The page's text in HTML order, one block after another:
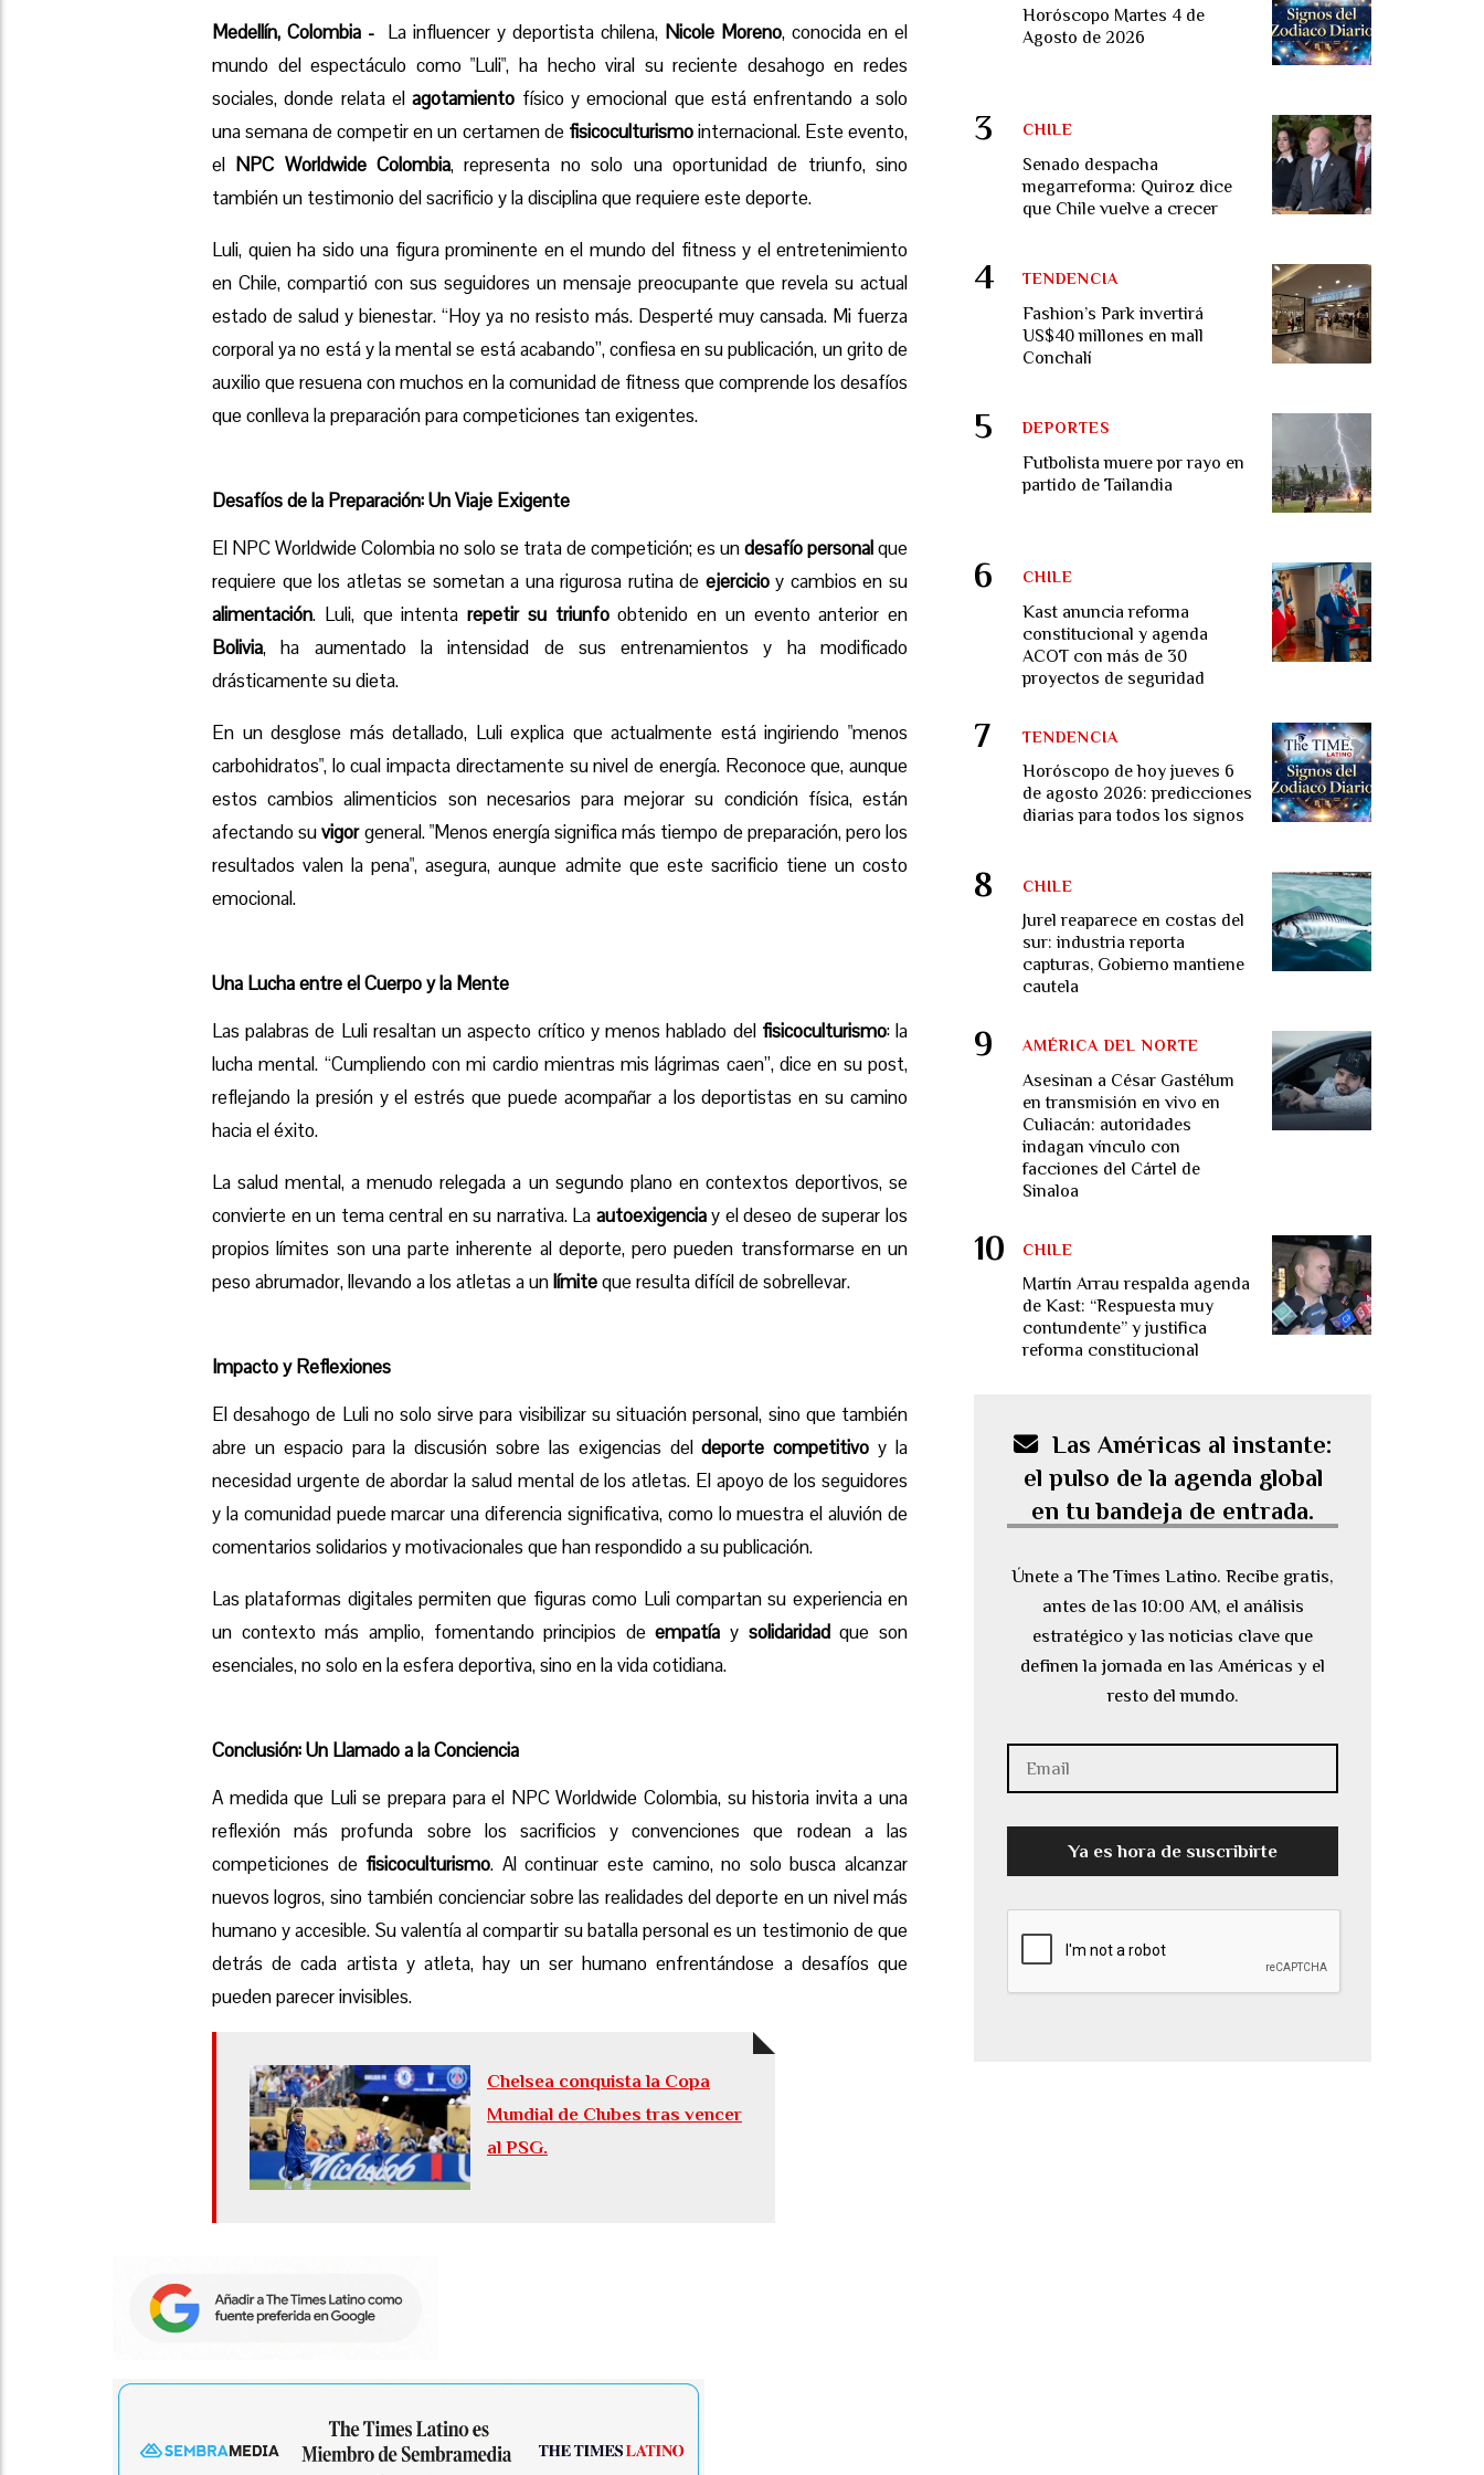
Medellín, Colombia - La influencer y deportista chilena, Nicole Moreno, conocida en el
mundo del espectáculo como "Luli", ha hecho viral su reciente desahogo en redes
sociales, donde relata elagotamiento físico y emocional que está enfrentando a solo
una semana de competir en un certamen de fisicoculturismointernacional. Este evento,
el NPC Worldwide Colombia, representa no solo una oportunidad de triunfo, sino
también un testimonio del sacrificio y la disciplina que requiere este deporte.
Luli, quien ha sido una figura prominente en el mundo del fitness y el entretenimiento
en Chile, compartió con sus seguidores un mensaje preocupante que revela su actual
estado de salud y bienestar. “Hoy ya no resisto más. Desperté muy cansada. Mi fuerza
corporal ya no está y la mental se está acabando”, confiesa en su publicación, un grito de
auxilio que resuena con muchos en la comunidad de fitness que comprende los desafíos
que conlleva la preparación para competiciones tan exigentes.
Desafíos de la Preparación: Un Viaje Exigente
El NPC Worldwide Colombia no solo se trata de competición; es undesafío personalque
requiere que los atletas se sometan a una rigurosa rutina de ejercicioy cambios en su
alimentación. Luli, que intenta repetir su triunfoobtenido en un evento anterior en
Bolivia, ha aumentado la intensidad de sus entrenamientos y ha modificado
drásticamente su dieta.
En un desglose más detallado, Luli explica que actualmente está ingiriendo "menos
carbohidratos", lo cual impacta directamente su nivel de energía. Reconoce que, aunque
estos cambios alimenticios son necesarios para mejorar su condición física, están
afectando suvigorgeneral. "Menos energía significa más tiempo de preparación, pero los
resultados valen la pena", asegura, aunque admite que este sacrificio tiene un costo
emocional.
Una Lucha entre el Cuerpo y la Mente
Las palabras de Luli resaltan un aspecto crítico y menos hablado del fisicoculturismo: la
lucha mental. “Cumpliendo con mi cardio mientras mis lágrimas caen”, dice en su post,
reflejando la presión y el estrés que puede acompañar a los deportistas en su camino
hacia el éxito.
La salud mental, a menudo relegada a un segundo plano en contextos deportivos, se
convierte en un tema central en su narrativa. La autoexigenciay el deseo de superar los
propios límites son una parte inherente al deporte, pero pueden transformarse en un
peso abrumador, llevando a los atletas a unlímiteque resulta difícil de sobrellevar.
Impacto y Reflexiones
El desahogo de Luli no solo sirve para visibilizar su situación personal, sino que también
abre un espacio para la discusión sobre las exigencias deldeporte competitivo y la
necesidad urgente de abordar la salud mental de los atletas. El apoyo de los seguidores
y la comunidad puede marcar una diferencia significativa, como lo muestra el aluvión de
comentarios solidarios y motivacionales que han respondido a su publicación.
Las plataformas digitales permiten que figuras como Luli compartan su experiencia en
un contexto más amplio, fomentando principios deempatía y solidaridadque son
esenciales, no solo en la esfera deportiva, sino en la vida cotidiana.
Conclusión: Un Llamado a la Conciencia
A medida que Luli se prepara para el NPC Worldwide Colombia, su historia invita a una
reflexión más profunda sobre los sacrificios y convenciones que rodean a las
competiciones de fisicoculturismo. Al continuar este camino, no solo busca alcanzar
nuevos logros, sino también concienciar sobre las realidades del deporte en un nivel más
humano y accesible. Su valentía al compartir su batalla personal es un testimonio de que
detrás de cada artista y atleta, hay un ser humano enfrentándose a desafíos que
pueden parecer invisibles.
Chelsea conquista la Copa
Mundial de Clubes tras vencer
al PSG.
Horóscopo Martes 4 de
Agosto de 2026
Senado despacha
megarreforma: Quiroz dice
que Chile vuelve a crecer
CHILE
Fashion’s Park invertirá
US$40 millones en mall
Conchalí
TENDENCIA
Futbolista muere por rayo en
partido de Tailandia
DEPORTES
Kast anuncia reforma
constitucional y agenda
ACOT con más de 30
proyectos de seguridad
CHILE
Horóscopo de hoy jueves 6
de agosto 2026: predicciones
diarias para todos los signos
TENDENCIA
Jurel reaparece en costas del
sur: industria reporta
capturas, Gobierno mantiene
cautela
CHILE
Asesinan a César Gastélum
en transmisión en vivo en
Culiacán: autoridades
indagan vínculo con
facciones del Cártel de
Sinaloa
AMÉRICA DEL NORTE
Martín Arrau respalda agenda
de Kast: “Respuesta muy
contundente” y justifica
reforma constitucional
CHILE
Las Américas al instante:
el pulso de la agenda global
en tu bandeja de entrada.
Únete a The Times Latino. Recibe gratis,
antes de las 10:00 AM, el análisis
estratégico y las noticias clave que
definen la jornada en las Américas y el
resto del mundo.
Ya es hora de suscribirte